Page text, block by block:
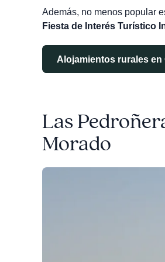
Además, no menos popular
Fiesta de Interés Turístico
Alojamientos rurales en
Las
Morado